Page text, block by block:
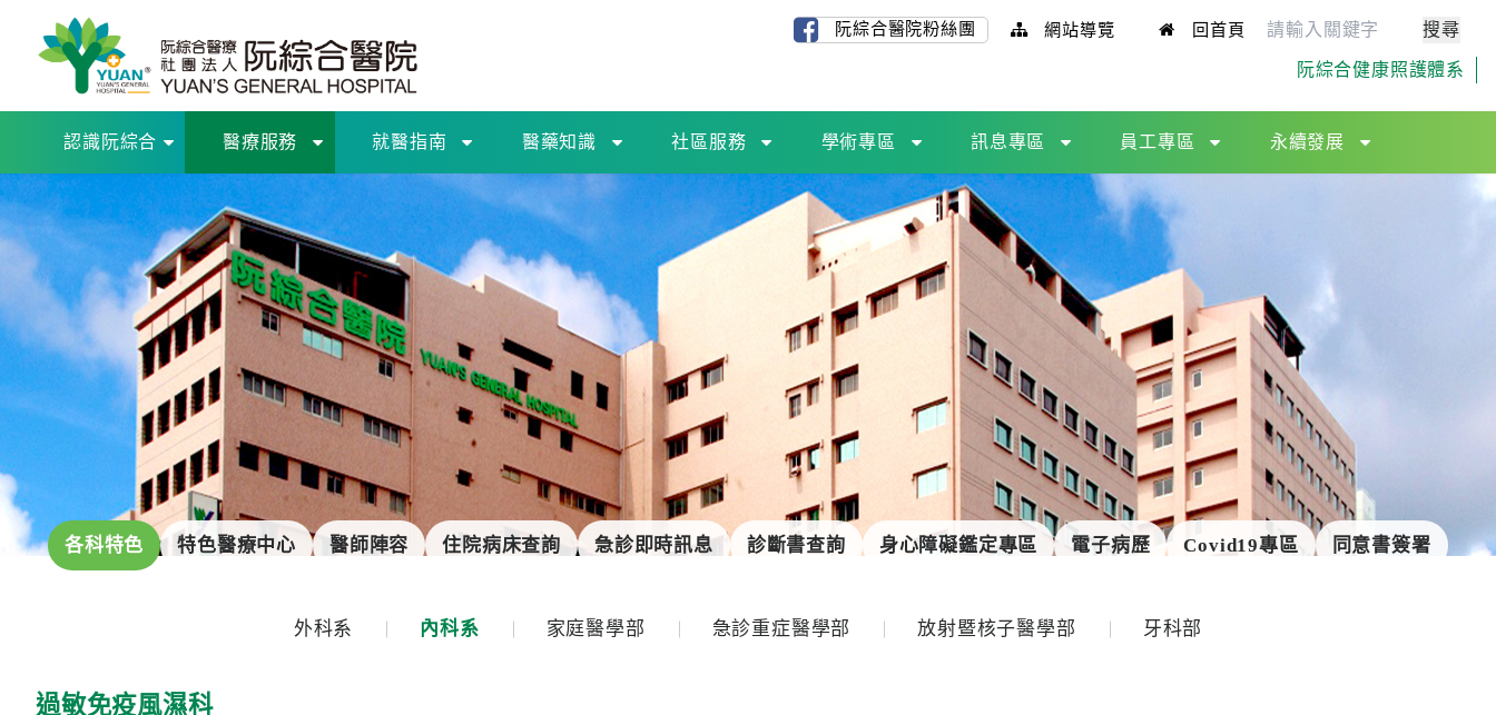
阮綜合醫院粉絲團 網站導覽 回首頁
阮綜合健康照護體系
認識阮綜合 醫療服務 就醫指南 醫藥知識 社區服務 學術專區 訊息專區 員工專區 永續發展
各科特色 特色醫療中心 醫師陣容 住院病床查詢 急診即時訊息 診斷書查詢 身心障礙鑑定專區 電子病歷 Covid19專區 同意書簽署
外科系 內科系 家庭醫學部 急診重症醫學部 放射暨核子醫學部 牙科部
過敏免疫風濕科